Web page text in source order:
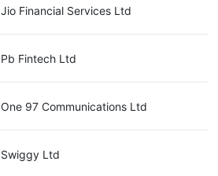
Jio Financial Services Ltd
Pb Fintech Ltd
One 97 Communications Ltd
Swiggy Ltd